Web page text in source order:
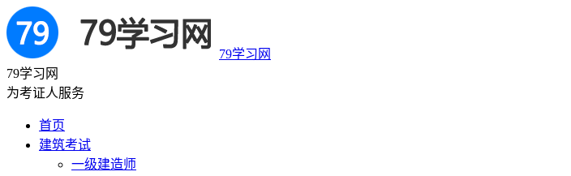
79学习网
79学习网
为考证人服务
首页
建筑考试
一级建造师